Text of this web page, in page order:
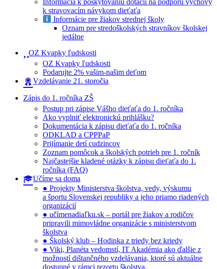
Informácia k poskytovaniu dotácií na podporu výchovy
k stravovacím návykom dieťaťa
Informácie pre žiakov strednej školy
Oznam pre stredoškolských stravníkov školskej
jedálne
OZ Kvapky ľudskosti
OZ Kvapky ľudskosti
Podarujte 2% vašim-našim deťom
Vzdelávanie 21. storočia
Zápis do 1. ročníka ZŠ
Postup pri zápise Vášho dieťaťa do 1. ročníka
Ako vyplniť elektronickú prihlášku?
Dokumentácia k zápisu dieťaťa do 1. ročníka
ODKLAD a CPPPaP
Prijímanie detí cudzincov
Zoznam pomôcok a školských potrieb pre 1. ročník
Najčastejšie kladené otázky k zápisu dieťaťa do 1.
ročníka (FAQ)
Učíme sa doma
● Projekty Ministerstva školstva, vedy, výskumu
a športu Slovenskej republiky a jeho priamo riadených
organizácií
● učímenadiaľku.sk – portál pre žiakov a rodičov
pripravili mimovládne organizácie s ministerstvom
školstva
● Školský klub – Hodinka z triedy bez kriedy
● Viki, Planéta vedomstí, IT Akadémia ako ďalšie z
možností dištančného vzdelávania, ktoré sú aktuálne
dostupné v rámci rezortu školstva.